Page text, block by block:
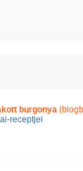
burgonya
receptjei